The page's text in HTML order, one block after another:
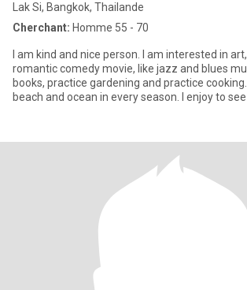
Lak Si, Bangkok, Thailande
Cherchant: Homme 55 - 70
I am kind and nice person. I am interested in
romantic comedy movie, like jazz and blues
books, practice gardening and practice
beach and ocean in every season. I enjoy to